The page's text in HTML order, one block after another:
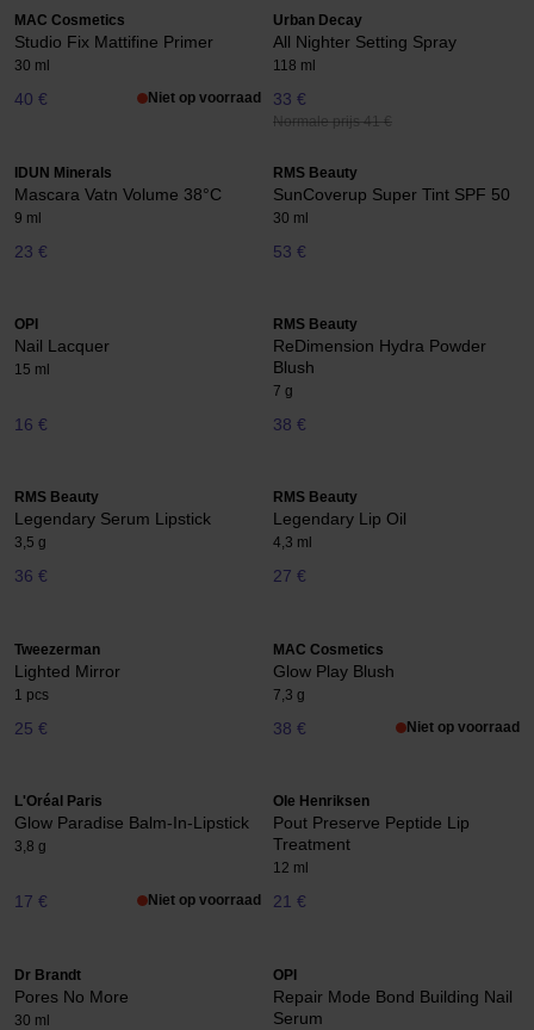
MAC Cosmetics
Studio Fix Mattifine Primer
30 ml
40 € Niet op voorraad
Urban Decay
All Nighter Setting Spray
118 ml
33 €
Normale prijs 41 €
IDUN Minerals
Mascara Vatn Volume 38°C
9 ml
23 €
RMS Beauty
SunCoverup Super Tint SPF 50
30 ml
53 €
OPI
Nail Lacquer
15 ml
16 €
RMS Beauty
ReDimension Hydra Powder
Blush
7 g
38 €
RMS Beauty
Legendary Serum Lipstick
3,5 g
36 €
RMS Beauty
Legendary Lip Oil
4,3 ml
27 €
Tweezerman
Lighted Mirror
1 pcs
25 €
MAC Cosmetics
Glow Play Blush
7,3 g
38 € Niet op voorraad
L'Oréal Paris
Glow Paradise Balm-In-Lipstick
3,8 g
17 € Niet op voorraad
Ole Henriksen
Pout Preserve Peptide Lip
Treatment
12 ml
21 €
Dr Brandt
Pores No More
30 ml
OPI
Repair Mode Bond Building Nail
Serum